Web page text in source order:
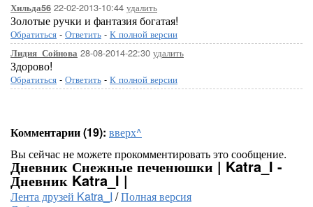
Хильда56 22-02-2013-10:44 удалить
Золотые ручки и фантазия богатая!
Обратиться - Ответить - К полной версии
Лидия_Сойнова 28-08-2014-22:30 удалить
Здорово!
Обратиться - Ответить - К полной версии
Комментарии (19): вверх^
Вы сейчас не можете прокомментировать это сообщение.
Дневник Снежные печенюшки | Katra_I -
Дневник Katra_I |
Лента друзей Katra_I /Полная версия